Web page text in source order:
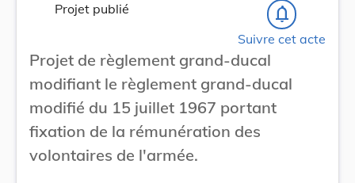
Projet publié notifications_none
Suivre cet acte
Projet de règlement grand-ducal
modifiant le règlement grand-ducal
modifié du 15 juillet 1967 portant
fixation de la rémunération des
volontaires de l'armée.